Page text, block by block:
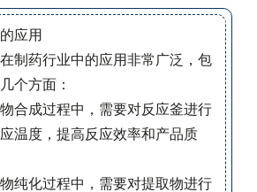
应用
制药行业中的应用非常广泛，包
个方面：
合成过程中，需要对反应釜进行
温度，提高反应效率和产品质
纯化过程中，需要对提取物进行